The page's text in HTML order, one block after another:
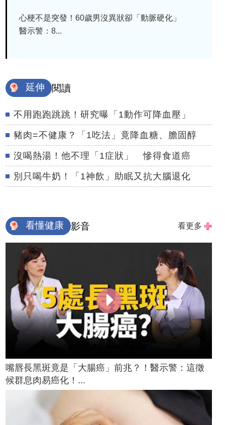
心梗不是突發！60歲男沒異狀卻「動脈硬化」
醫示警：8...
延伸 閱讀
不用跑跑跳跳！研究曝「1動作可降血壓」
豬肉=不健康？「1吃法」竟降血糖、膽固醇
沒喝熱湯！他不理「1症狀」 慘得食道癌
別只喝牛奶！「1神飲」助眠又抗大腦退化
看懂健康 影音 看更多
嘴唇長黑斑竟是「大腸癌」前兆？！醫示警：這徵
候群息肉易癌化！...